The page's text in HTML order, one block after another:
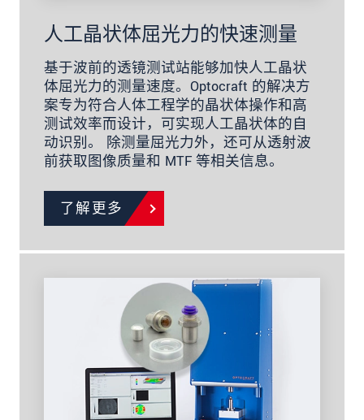
人工晶状体屈光力的快速测量
基于波前的透镜测试站能够加快人工晶状
体屈光力的测量速度。Optocraft 的解决方
案专为符合人体工程学的晶状体操作和高
测试效率而设计，可实现人工晶状体的自
动识别。 除测量屈光力外，还可从透射波
前获取图像质量和 MTF 等相关信息。
了解更多